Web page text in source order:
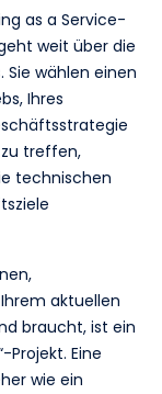
as a Service-
weit über die
Sie wählen einen
Ihres
treffen,
technischen
aktuellen
braucht, ist ein
Projekt. Eine
wie ein